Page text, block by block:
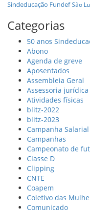
Sindeducação Fundef São
Categorias
50 anos
Abono
Agenda de greve
Aposentados
Assembleia Geral
Assessoria jurídica
Atividades físicas
blitz-2022
blitz-2023
Campanha Salarial
Campanhas
Campeonato de
Classe D
Clipping
CNTE
Coapem
Coletivo das
Comunicado